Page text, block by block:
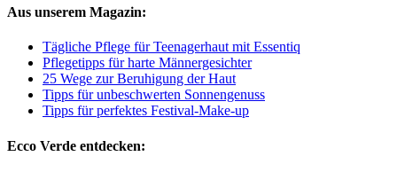
Aus unserem Magazin:
Tägliche Pflege für Teenagerhaut mit Essentiq
Pflegetipps für harte Männergesichter
25 Wege zur Beruhigung der Haut
Tipps für unbeschwerten Sonnengenuss
Tipps für perfektes Festival-Make-up
Ecco Verde entdecken: